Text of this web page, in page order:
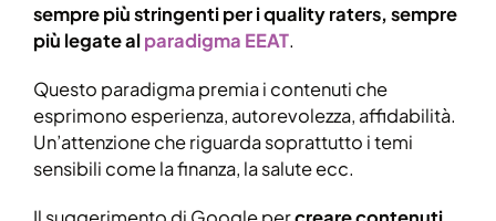
sempre più stringenti per i quality raters, sempre
più legate alparadigma EEAT.
Questo paradigma premia i contenuti che
esprimono esperienza, autorevolezza, affidabilità.
Un’attenzione che riguarda soprattutto i temi
sensibili come la finanza, la salute ecc.